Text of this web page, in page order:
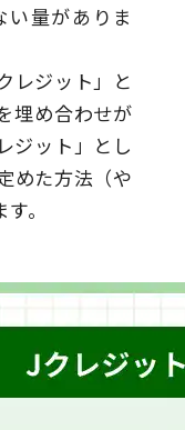
量がありま
レジット」と
埋め合わせが
ジット」とし
めた方法（や
。